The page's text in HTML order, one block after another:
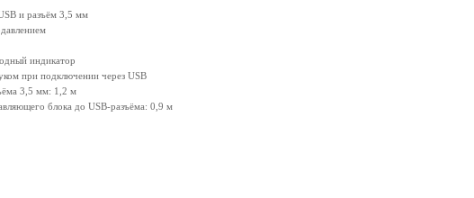
и разъём 3,5 мм
индикатор
при подключении через USB
3,5 мм: 1,2 м
блока до USB-разъёма: 0,9 м